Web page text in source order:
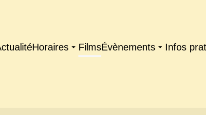
Horaires FilmsÉvènements Infos